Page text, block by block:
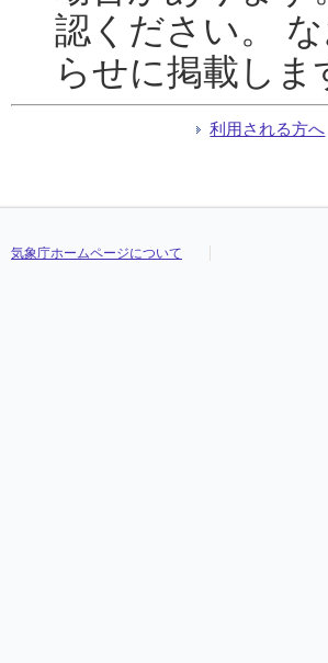
認ください。
らせに掲載しま
利用される方へ
気象庁ホームページについて